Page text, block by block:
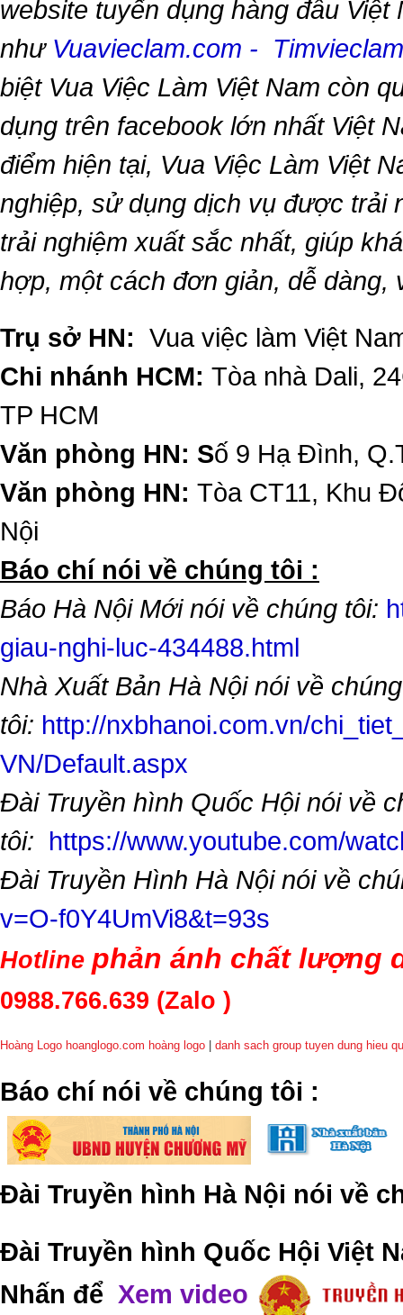
website tuyển dụng hàng đầu Việt
như Vuavieclam.com -
biệt Vua Việc Làm Việt Nam còn
dụng trên facebook lớn nhất Việt
điểm hiện tại, Vua Việc Làm Việt
nghiệp, sử dụng dịch vụ được trải
trải nghiệm xuất sắc nhất, giúp
hợp, một cách đơn giản, dễ dàng,
Trụ sở HN: Vua việc làm Việt
Chi nhánh HCM: Tòa nhà Dali,
TP HCM
Văn phòng HN: Số 9 Hạ Đình,
Văn phòng HN: Tòa CT11, Khu
Nội
​Báo chí nói về chúng tôi :
Báo Hà Nội Mới nói về chúng tôi:
giau-nghi-luc-434488.html
Nhà Xuất Bản Hà Nội nói về chúng
tôi: http://nxbhanoi.com.vn/
VN/Default.aspx
Đài Truyền hình Quốc Hội nói về
tôi: https://www.youtube.com/
Đài Truyền Hình Hà Nội nói về
v=O-f0Y4UmVi8&t=93s
Hotline phản ánh chất lượng
0988.766.639 (Zalo )
Hoàng Logo hoanglogo.com hoàng logo danh sach group tuyen dung hieu
​Báo chí nói về chúng tôi :
Đài Truyền hình Hà Nội nói về
Đài Truyền hình Quốc Hội Việt
Nhấn để Xem video